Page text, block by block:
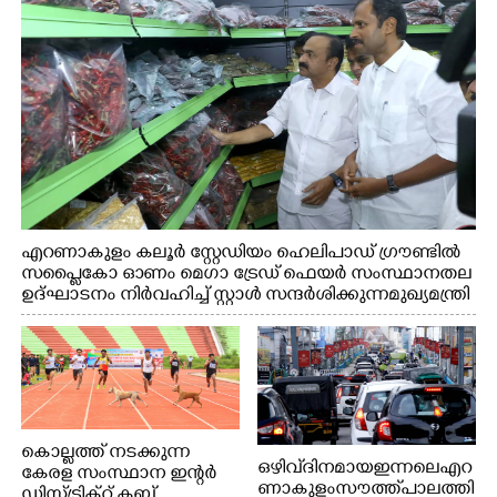
എറണാകുളം കലൂർ സ്റ്റേഡിയം ഹെലിപാഡ് ഗ്രൗണ്ടിൽ
സപ്ളൈകോ ഓണം മെഗാ ട്രേഡ് ഫെയർ സംസ്ഥാനതല
ഉദ്ഘാടനം നിർവഹിച്ച് സ്റ്റാൾ സന്ദർശിക്കുന്ന മുഖ്യമന്ത്രി
വി.ഡി. സതീശൻ. മന്ത്രി അനൂപ് ജേക്കബ് സമീപം
കൊല്ലത്ത് നടക്കുന്ന
കേരള സംസ്ഥാന ഇന്റർ
ഒഴിവ് ദിനമായ ഇന്നലെ എറ
ണാകുളം സൗത്ത് പാലത്തി